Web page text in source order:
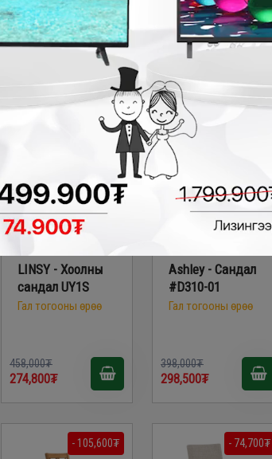
348,000₮
226,200₮
388,000₮
252,200₮
- 183,200₮
LINSY - Хоолны
сандал UY1S
Гал тогооны өрөө
458,000₮
274,800₮
- 99,500₮
Ashley - Сандал
#D310-01
Гал тогооны өрөө
398,000₮
298,500₮
- 105,600₮ - 74,700₮